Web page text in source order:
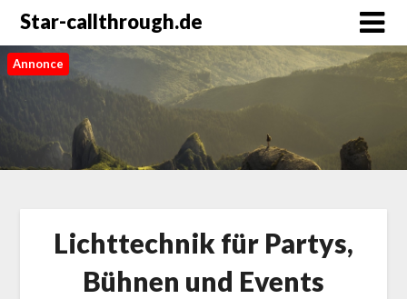
Star-callthrough.de
Annonce
Lichttechnik für Partys,
Bühnen und Events